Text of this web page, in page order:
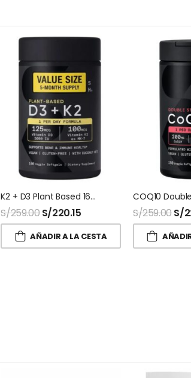
K2 + D3 Plant Based 160 Softgel Sport Research
S/259.00 S/220.15
AÑADIR A LA CESTA
S/259.00S/